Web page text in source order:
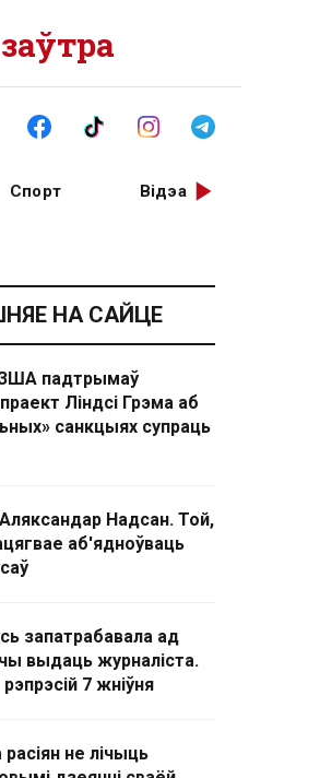
Спорт Відэа
НА САЙЦЕ
падтрымаў
Ліндсі Грэма аб
санкцыях супраць
Надсан. Той,
аб'ядноўваць
запатрабавала ад
выдаць журналіста.
рэпрэсій 7 жніўня
не лічыць